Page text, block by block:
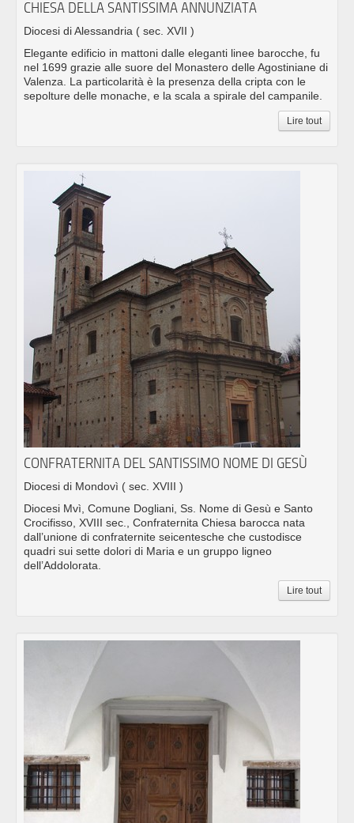
CHIESA DELLA SANTISSIMA ANNUNZIATA
Diocesi di Alessandria ( sec. XVII )
Elegante edificio in mattoni dalle eleganti linee barocche, fu
nel 1699 grazie alle suore del Monastero delle Agostiniane di
Valenza. La particolarità è la presenza della cripta con le
sepolture delle monache, e la scala a spirale del campanile.
Lire tout
CONFRATERNITA DEL SANTISSIMO NOME DI GESÙ
Diocesi di Mondovì ( sec. XVIII )
Diocesi Mvì, Comune Dogliani, Ss. Nome di Gesù e Santo
Crocifisso, XVIII sec., Confraternita Chiesa barocca nata
dall’unione di confraternite seicentesche che custodisce
quadri sui sette dolori di Maria e un gruppo ligneo
dell’Addolorata.
Lire tout